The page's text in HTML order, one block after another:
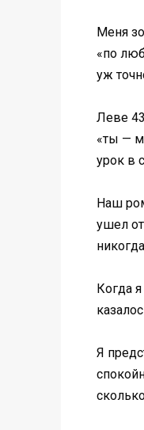
Меня
«по
уж
Леве
«ты —
урок в
Наш
ушел
Когда
Я